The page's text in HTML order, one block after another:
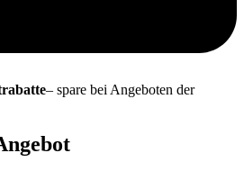
– spare bei Angeboten der